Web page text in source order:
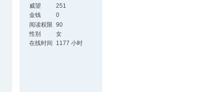
威望
251
金钱
0
阅读权限 90
性别
女
在线时间
1177 小时